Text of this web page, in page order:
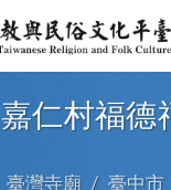
嘉仁村福德
臺灣寺廟 臺中市